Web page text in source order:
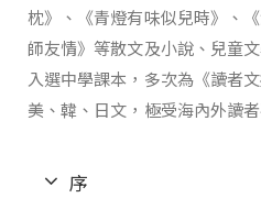
枕》、《青燈有味似兒時》、
師友情》等散文及小說、兒童
入選中學課本，多次為《讀者
美、韓、日文，極受海內外讀者
序